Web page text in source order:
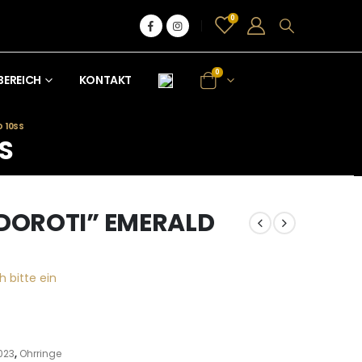
0
KONTAKT
0
10SS
EMERALD
bitte ein
, Ohrringe